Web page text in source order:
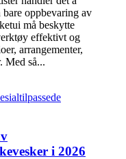
oppbevaring av
må beskytte
effektivt og
arrangementer,
Med så...
i 2026